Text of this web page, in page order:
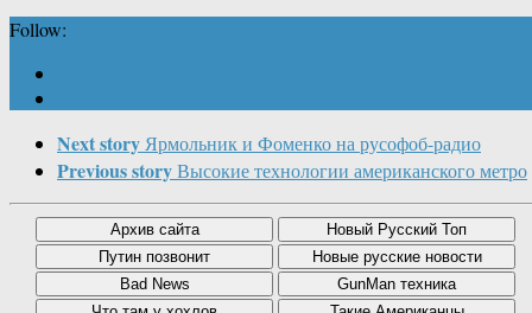
Follow:
Next storyЯрмольник и Фоменко на русофоб-радио
Previous storyВысокие технологии американского метро